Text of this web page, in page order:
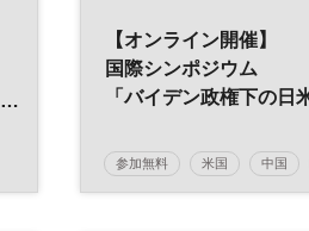
【オンライン開催】
国際シンポジウム
「バイデン政権下の日
参加無料 米国 中国